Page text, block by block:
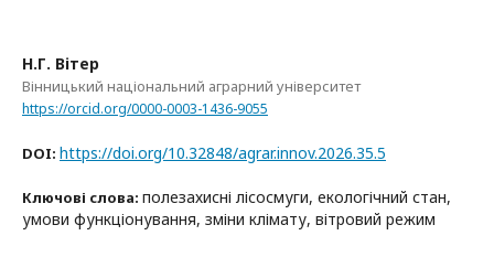
Н.Г. Вітер
Вінницький національний аграрний університет
https://orcid.org/0000-0003-1436-9055
DOI: https://doi.org/10.32848/agrar.innov.2026.35.5
Ключові слова: полезахисні лісосмуги, екологічний стан,
умови функціонування, зміни клімату, вітровий режим